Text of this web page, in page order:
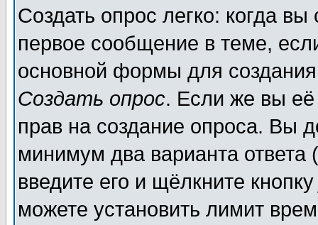
Создать опрос легко: когда
первое сообщение в теме,
основной формы для
Создать опрос. Если же вы её
прав на создание опроса. Вы
минимум два варианта ответа
введите его и щёлкните
можете установить лимит